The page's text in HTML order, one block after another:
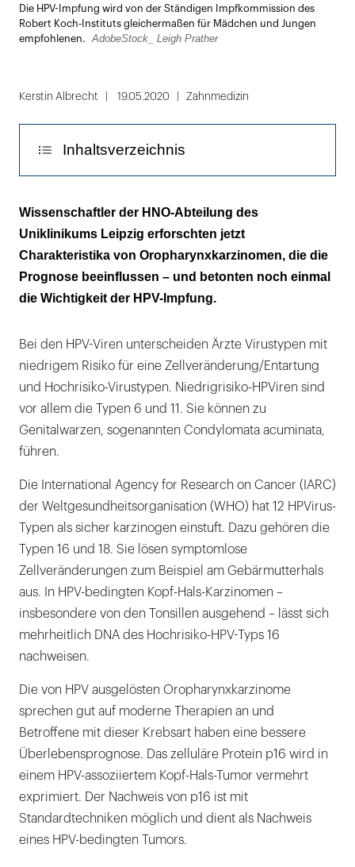
öffnen
Die HPV-Impfung wird von der Ständigen Impfkommission des
Robert Koch-Instituts gleichermaßen für Mädchen und Jungen
empfohlenen.
AdobeStock_ Leigh Prather
Kerstin Albrecht 19.05.2020 Zahnmedizin
Inhaltsverzeichnis
Viele Patienten erleiden trotz erfolgreicher
Therapie einen Rückfall
Empfehlung: Untersuchung der
Lymphknotenmetastasen auf
Kapseldurchbruch
Wissenschaftler der HNO-Abteilung des
Uniklinikums Leipzig erforschten jetzt
Charakteristika von Oropharynxkarzinomen, die die
Prognose beeinflussen – und betonten noch einmal
die Wichtigkeit der HPV-Impfung.
Bei den HPV-Viren unterscheiden Ärzte Virustypen mit
niedrigem Risiko für eine Zellveränderung/Entartung
und Hochrisiko-Virustypen. Niedrigrisiko-HPViren sind
vor allem die Typen 6 und 11. Sie können zu
Genitalwarzen, sogenannten Condylomata acuminata,
führen.
Die International Agency for Research on Cancer (IARC)
der Weltgesundheitsorganisation (WHO) hat 12 HPVirus-
Typen als sicher karzinogen einstuft. Dazu gehören die
Typen 16 und 18. Sie lösen symptomlose
Zellveränderungen zum Beispiel am Gebärmutterhals
aus. In HPV-bedingten Kopf-Hals-Karzinomen –
insbesondere von den Tonsillen ausgehend – lässt sich
mehrheitlich DNA des Hochrisiko-HPV-Typs 16
nachweisen.
Die von HPV ausgelösten Oropharynxkarzinome
sprechen gut auf moderne Therapien an und
Betroffene mit dieser Krebsart haben eine bessere
Überlebensprognose. Das zelluläre Protein p16 wird in
einem HPV-assoziiertem Kopf-Hals-Tumor vermehrt
exprimiert. Der Nachweis von p16 ist mit
Standardtechniken möglich und dient als Nachweis
eines HPV-bedingten Tumors.